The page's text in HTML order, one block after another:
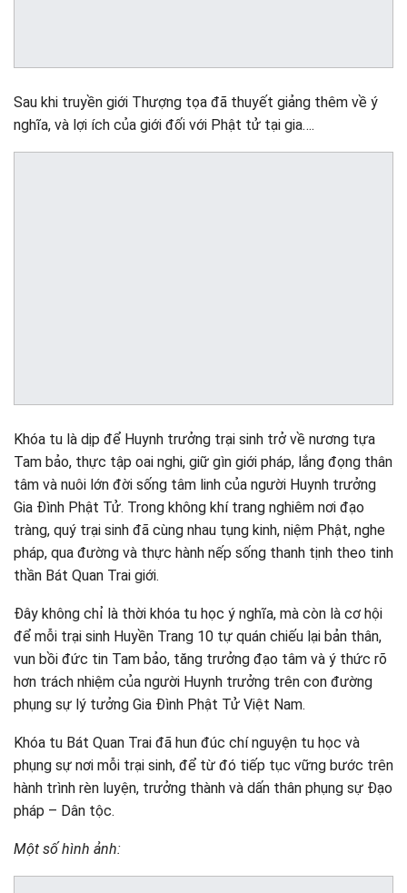
Sau khi truyền giới Thượng tọa đã thuyết giảng thêm về ý
nghĩa, và lợi ích của giới đối với Phật tử tại gia….
Khóa tu là dịp để Huynh trưởng trại sinh trở về nương tựa
Tam bảo, thực tập oai nghi, giữ gìn giới pháp, lắng đọng thân
tâm và nuôi lớn đời sống tâm linh của người Huynh trưởng
Gia Đình Phật Tử. Trong không khí trang nghiêm nơi đạo
tràng, quý trại sinh đã cùng nhau tụng kinh, niệm Phật, nghe
pháp, qua đường và thực hành nếp sống thanh tịnh theo tinh
thần Bát Quan Trai giới.
Đây không chỉ là thời khóa tu học ý nghĩa, mà còn là cơ hội
để mỗi trại sinh Huyền Trang 10 tự quán chiếu lại bản thân,
vun bồi đức tin Tam bảo, tăng trưởng đạo tâm và ý thức rõ
hơn trách nhiệm của người Huynh trưởng trên con đường
phụng sự lý tưởng Gia Đình Phật Tử Việt Nam.
Khóa tu Bát Quan Trai đã hun đúc chí nguyện tu học và
phụng sự nơi mỗi trại sinh, để từ đó tiếp tục vững bước trên
hành trình rèn luyện, trưởng thành và dấn thân phụng sự Đạo
pháp – Dân tộc.
Một số hình ảnh: